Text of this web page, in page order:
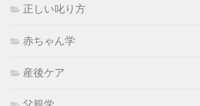
正しい叱り方
赤ちゃん学
産後ケア